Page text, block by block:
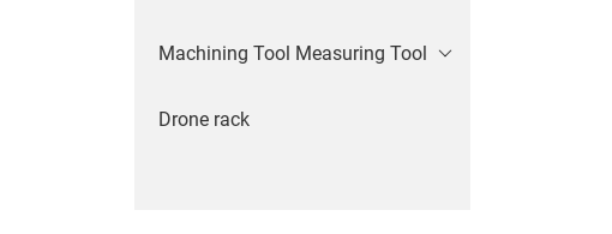
Machining Tool Measuring Tool
Drone rack